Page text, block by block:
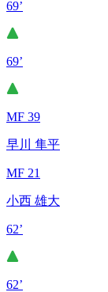
69’
69’
MF 39
早川 隼平
MF 21
小西 雄大
62’
62’